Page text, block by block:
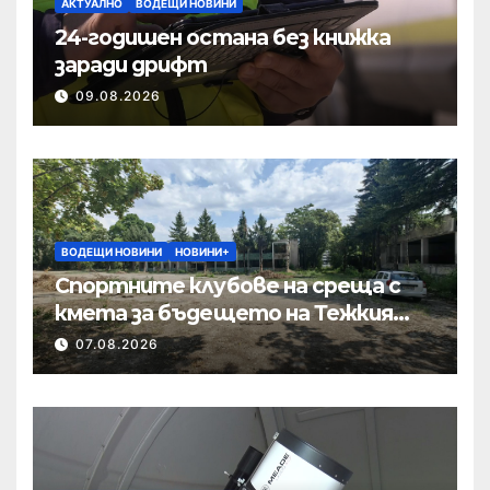
АКТУАЛНО ВОДЕЩИ НОВИНИ
24-годишен остана без книжка
заради дрифт
09.08.2026
ВОДЕЩИ НОВИНИ НОВИНИ+
Спортните клубове на среща с
кмета за бъдещето на Тежкия
полк
07.08.2026